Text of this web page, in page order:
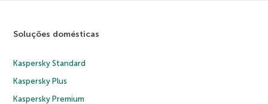
Soluções domésticas
Kaspersky Standard
Kaspersky Plus
Kaspersky Premium